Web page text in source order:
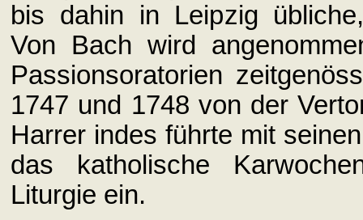
bis dahin in Leipzig
Von Bach wird
Passionsoratorien
1747 und 1748 von der
Harrer indes führte mit
das katholische
Liturgie ein.